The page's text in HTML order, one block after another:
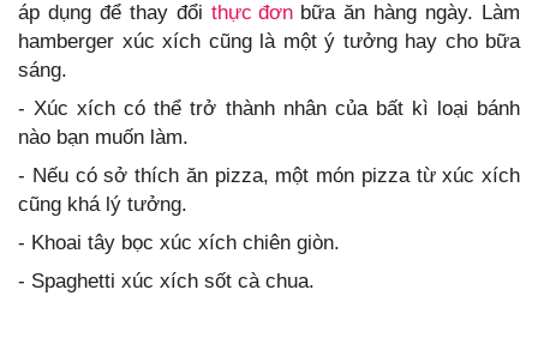
áp dụng để thay đổi thực đơnbữa ăn hàng ngày. Làm
hamberger xúc xích cũng là một ý tưởng hay cho bữa
sáng.
- Xúc xích có thể trở thành nhân của bất kì loại bánh
nào bạn muốn làm.
- Nếu có sở thích ăn pizza, một món pizza từ xúc xích
cũng khá lý tưởng.
- Khoai tây bọc xúc xích chiên giòn.
- Spaghetti xúc xích sốt cà chua.